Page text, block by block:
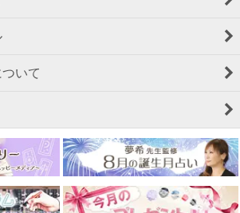
いて